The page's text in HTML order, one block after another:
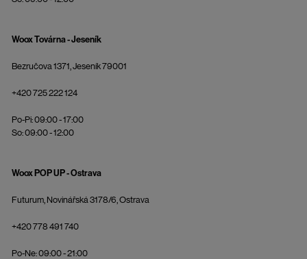
Woox Továrna - Jeseník
Bezručova 1371, Jeseník 79001
+420 725 222 124
Po-Pi: 09:00 - 17:00
So: 09:00 - 12:00
Woox POP UP - Ostrava
Futurum, Novinářská 3178/6, Ostrava
+420 778 491 740
Po-Ne: 09:00 - 21:00